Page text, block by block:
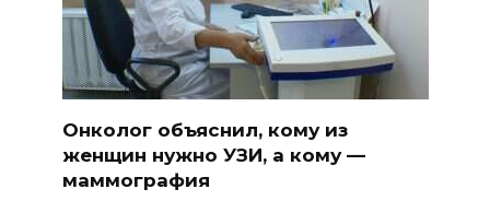
Онколог объяснил, кому из
женщин нужно УЗИ, а кому —
маммография